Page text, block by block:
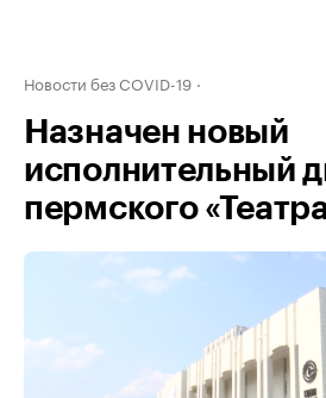
Новости без COVID-19
Назначен новый
исполнительный
пермского